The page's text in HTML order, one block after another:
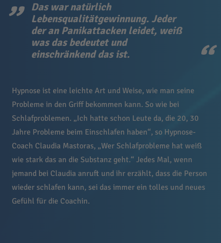
Das war natürlich
Lebensqualitätgewinnung. Jeder
der an Panikattacken leidet, weiß
was das bedeutet und
einschränkend das ist.
Hypnose ist eine leichte Art und Weise, wie man seine
Probleme in den Griff bekommen kann. So wie bei
Schlafproblemen. „Ich hatte schon Leute da, die 20, 30
Jahre Probleme beim Einschlafen haben“, so Hypnose-
Coach Claudia Mastoras, „Wer Schlafprobleme hat weiß
wie stark das an die Substanz geht.“ Jedes Mal, wenn
jemand bei Claudia anruft und ihr erzählt, dass die Person
wieder schlafen kann, sei das immer ein tolles und neues
Gefühl für die Coachin.